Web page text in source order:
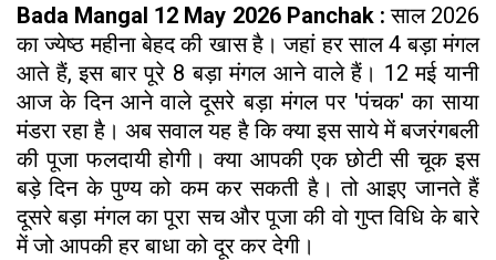
Bada Mangal 12 May 2026 Panchak : साल 2026
का ज्येष्ठ महीना बेहद की खास है। जहां हर साल 4 बड़ा मंगल
आते हैं, इस बार पूरे 8 बड़ा मंगल आने वाले हैं। 12 मई यानी
आज के दिन आने वाले दूसरे बड़ा मंगल पर 'पंचक' का साया
मंडरा रहा है। अब सवाल यह है कि क्या इस साये में बजरंगबली
की पूजा फलदायी होगी। क्या आपकी एक छोटी सी चूक इस
बड़े दिन के पुण्य को कम कर सकती है। तो आइए जानते हैं
दूसरे बड़ा मंगल का पूरा सच और पूजा की वो गुप्त विधि के बारे
में जो आपकी हर बाधा को दूर कर देगी।